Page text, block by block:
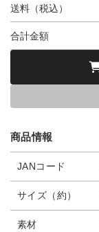
送料（税込）
合計金額
商品情報
JANコード
サイズ（約）
素材